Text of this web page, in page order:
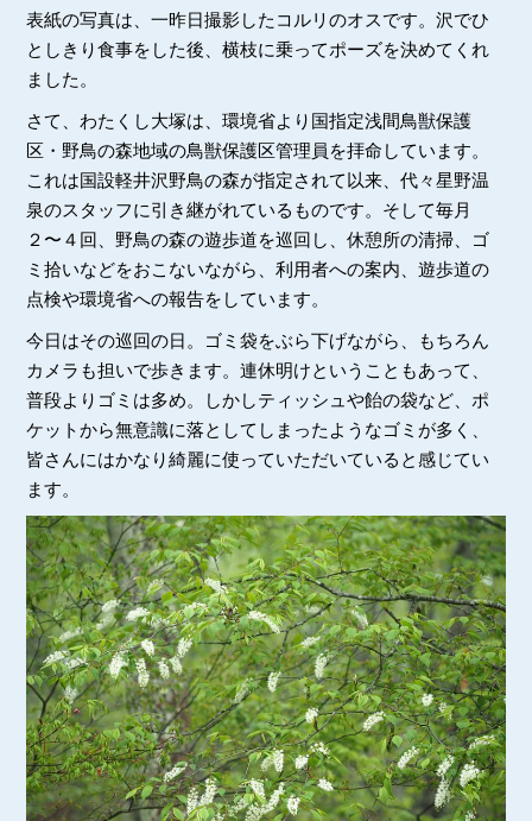
表紙の写真は、一昨日撮影したコルリのオスです。沢でひ
としきり食事をした後、横枝に乗ってポーズを決めてくれ
ました。
さて、わたくし大塚は、環境省より国指定浅間鳥獣保護
区・野鳥の森地域の鳥獣保護区管理員を拝命しています。
これは国設軽井沢野鳥の森が指定されて以来、代々星野温
泉のスタッフに引き継がれているものです。そして毎月
２〜４回、野鳥の森の遊歩道を巡回し、休憩所の清掃、ゴ
ミ拾いなどをおこないながら、利用者への案内、遊歩道の
点検や環境省への報告をしています。
今日はその巡回の日。ゴミ袋をぶら下げながら、もちろん
カメラも担いで歩きます。連休明けということもあって、
普段よりゴミは多め。しかしティッシュや飴の袋など、ポ
ケットから無意識に落としてしまったようなゴミが多く、
皆さんにはかなり綺麗に使っていただいていると感じてい
ます。